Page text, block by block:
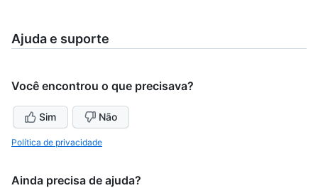
Ajuda e suporte
Você encontrou o que precisava?
Sim Não
Política de privacidade
Ainda precisa de ajuda?